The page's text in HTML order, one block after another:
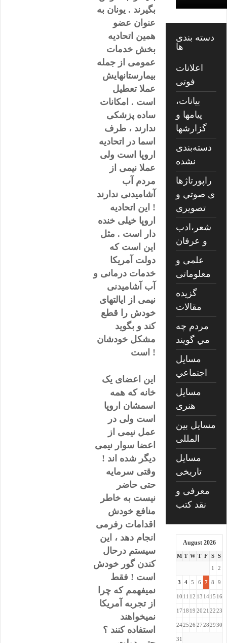
بگیرند . یونان به
عنوان عضو
همین اتحادیه
بخش خدمات
عمومی از جمله
بیمارستانهایش
عملا تعطیل
است . امکانات
ساده پزشکی
ندارند ، طرف
اسما در اتحادیه
اروپا است ولی
عملا نیمی از
مردم آب
آشامیدنی ندارند
! این اتحادیه
اروپا خیلی خنده
دار است . مثل
این است که
دولت آمریکا
خدمات درمانی و
آب آشامیدنی
نیمی از ایالتهای
خودش را قطع
کند و بگوید
مشکل خودشان
است !
این اعضای یک
خانه که همه
اسمشان اروپا
است ولی در
عمل نیمی از
اعضا سوار نیمی
دیگر شده اند !
وقتی سرمایه
حتی حاضر
نیست به خاطر
منافع خودش
اقدامات رفرمی
انجام دهد ، این
سیستم درحال
کندن گور خودش
است ! فقط
نمیفهمم که چرا
از تجربه آمریکا
نمیخواهند
استفاده کنند ؟
دسته بندی
ها
اعلانات
فوتی
بیانات،
پیامها و
گزارشها
دسته‌بندی
نشده
راپورتاژها
ی صوتي و
تصويری
شعر،ادب
و عرفان
علمی و
معلوماتی
گزیده
مقالات
مردم چه
مي گويند
مسايل
اجتماعي
مسايل
هنری
مسایل بین
المللی
مسایل
تاریخی
معرفی و
نقد کتب
August 2026
M T W T F S
S
1
2
3 4 5 6 7 8 9
10 11 12 13 14 15 16
17 18 19 2021 2223
242526 27282930
31